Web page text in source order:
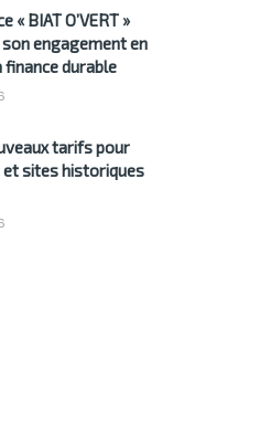
« BIAT O’VERT »
engagement en
finance durable
tarifs pour
et sites historiques